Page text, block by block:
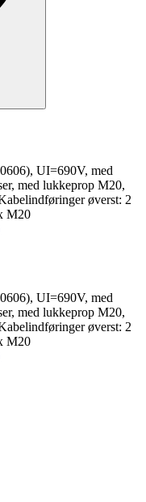
UI=690V, med
med lukkeprop M20,
øverst: 2
M20
UI=690V, med
med lukkeprop M20,
øverst: 2
M20